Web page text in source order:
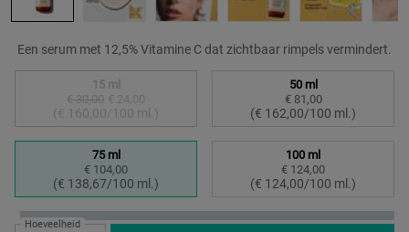
Een serum met 12,5% Vitamine C dat zichtbaar rimpels vermindert.
Geselecteerd
De productvariant is niet in voorraad, {0}
15 ml
Oude prijs
€ 30,00 Nieuwe prijs
€ 24,00
(€ 160,00/100 ml.)
, 1 of 4 Geselecteerd
50 ml
€ 81,00
(€ 162,00/100 ml.)
, 2 of 4
Geselecteerd
75 ml
€ 104,00
(€ 138,67/100 ml.)
, 3 of 4 Geselecteerd
100 ml
€ 124,00
(€ 124,00/100 ml.)
, 4 of 4
Hoeveelheid